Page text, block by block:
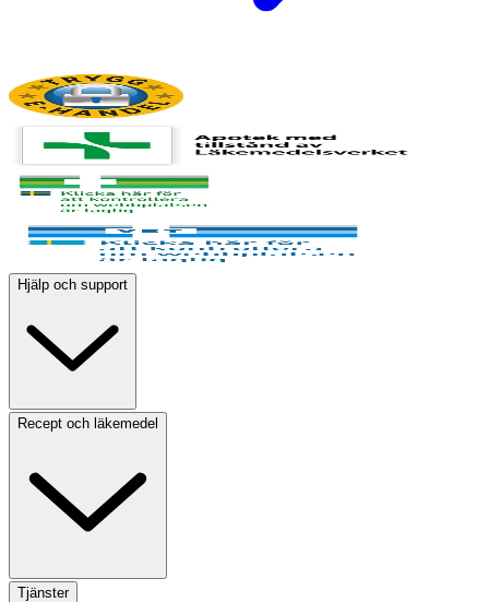
Hjälp och support
Recept och läkemedel
Tjänster